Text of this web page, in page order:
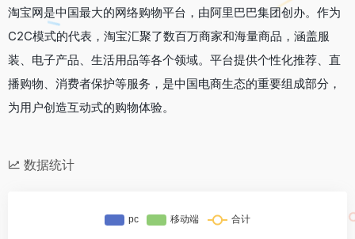
淘宝网是中国最大的网络购物平台，由阿里巴巴集团创办。作为
C2C模式的代表，淘宝汇聚了数百万商家和海量商品，涵盖服
装、电子产品、生活用品等各个领域。平台提供个性化推荐、直
播购物、消费者保护等服务，是中国电商生态的重要组成部分，
为用户创造互动式的购物体验。
数据统计